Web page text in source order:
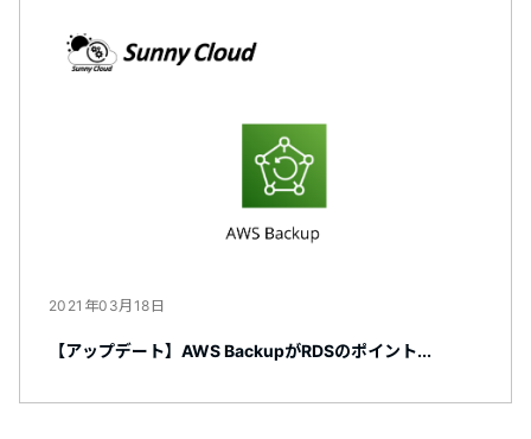
2021年03月18日
【アップデート】AWS BackupがRDSのポイント...